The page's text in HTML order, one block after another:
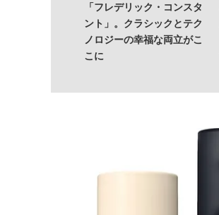
「フレデリック・コンスタ
ント」。クラシックとテク
ノロジーの幸福な両立がこ
こに